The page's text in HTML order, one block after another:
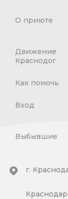
О приюте
Движение
Краснодог
Как помочь
Вход
Выбывшие
г.